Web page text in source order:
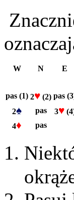
W N E
pas (1) 2♥ (2) pas
2♠ pas 3♥
4♦ pas